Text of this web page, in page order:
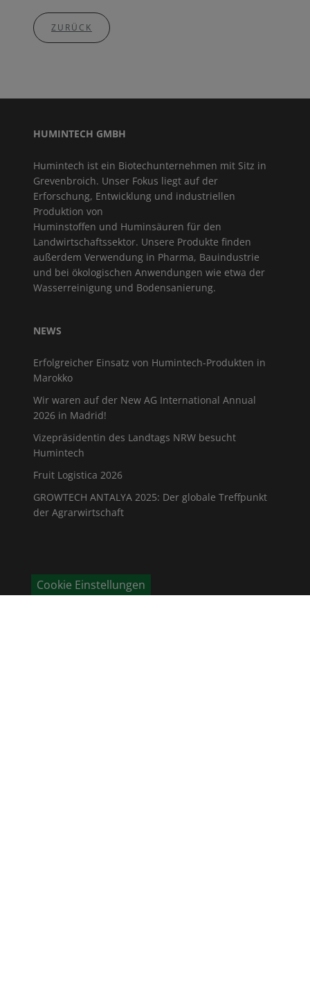
ZURÜCK
HUMINTECH GMBH
Humintech ist ein Biotechunternehmen mit Sitz in
Grevenbroich. Unser Fokus liegt auf der
Erforschung, Entwicklung und industriellen
Produktion von
Huminstoffen und Huminsäuren für den
Landwirtschaftssektor. Unsere Produkte finden
außerdem Verwendung in Pharma, Bauindustrie
und bei ökologischen Anwendungen wie etwa der
Wasserreinigung und Bodensanierung.
NEWS
Erfolgreicher Einsatz von Humintech-Produkten in
Marokko
Wir waren auf der New AG International Annual
2026 in Madrid!
Vizepräsidentin des Landtags NRW besucht
Humintech
Fruit Logistica 2026
GROWTECH ANTALYA 2025: Der globale Treffpunkt
der Agrarwirtschaft
Cookie Einstellungen